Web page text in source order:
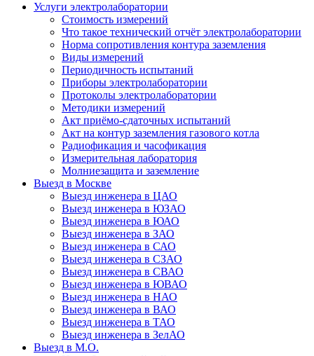
Услуги электролаборатории
Стоимость измерений
Что такое технический отчёт электролаборатории
Норма сопротивления контура заземления
Виды измерений
Периодичность испытаний
Приборы электролаборатории
Протоколы электролаборатории
Методики измерений
Акт приёмо-сдаточных испытаний
Акт на контур заземления газового котла
Радиофикация и часофикация
Измерительная лаборатория
Молниезащита и заземление
Выезд в Москве
Выезд инженера в ЦАО
Выезд инженера в ЮЗАО
Выезд инженера в ЮАО
Выезд инженера в ЗАО
Выезд инженера в САО
Выезд инженера в СЗАО
Выезд инженера в СВАО
Выезд инженера в ЮВАО
Выезд инженера в НАО
Выезд инженера в ВАО
Выезд инженера в ТАО
Выезд инженера в ЗелАО
Выезд в М.О.